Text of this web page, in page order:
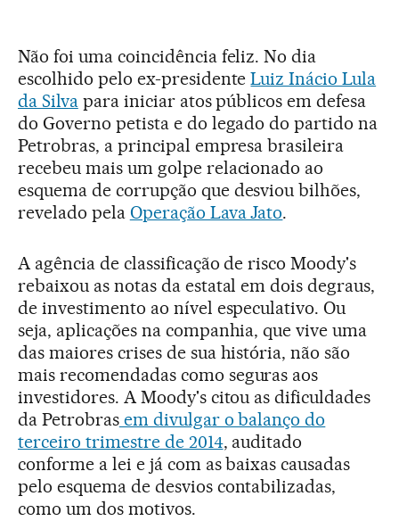
Não foi uma coincidência feliz. No dia
escolhido pelo ex-presidenteLuiz Inácio Lula
da Silvapara iniciar atos públicos em defesa
do Governo petista e do legado do partido na
Petrobras, a principal empresa brasileira
recebeu mais um golpe relacionado ao
esquema de corrupção que desviou bilhões,
revelado pela Operação Lava Jato.
A agência de classificação de risco Moody's
rebaixou as notas da estatal em dois degraus,
de investimento ao nível especulativo. Ou
seja, aplicações na companhia, que vive uma
das maiores crises de sua história, não são
mais recomendadas como seguras aos
investidores. A Moody's citou as dificuldades
da Petrobrasem divulgar o balanço do
terceiro trimestre de 2014, auditado
conforme a lei e já com as baixas causadas
pelo esquema de desvios contabilizadas,
como um dos motivos.